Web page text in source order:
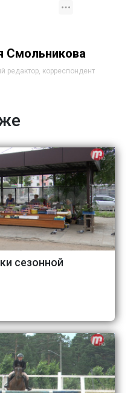
Смольникова
редактор, корреспондент
сезонной